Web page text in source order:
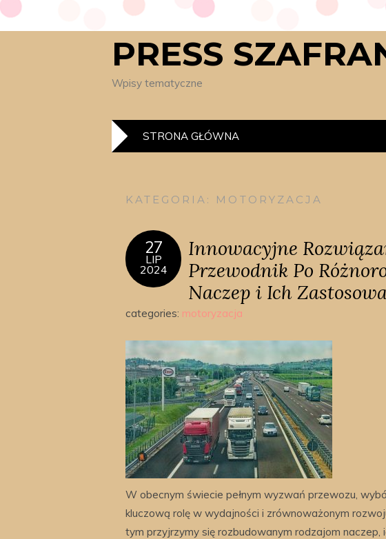
PRESS
Wpisy tematyczne
STRONA GŁÓWNA
KATEGORIA: MOTORYZACJA
27
LIP
2024
Innowacyjne
Przewodnik Po
Naczep i Ich
categories: motoryzacja
W obecnym świecie pełnym wyzwań przewozu,
kluczową rolę w wydajności i zrównoważonym
tym przyjrzymy się rozbudowanym rodzajom naczep,